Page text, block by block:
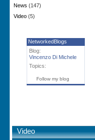
News (147)
Video (5)
NetworkedBlogs
Blog:
Vincenzo Di Michele
Topics:
Follow my blog
Video